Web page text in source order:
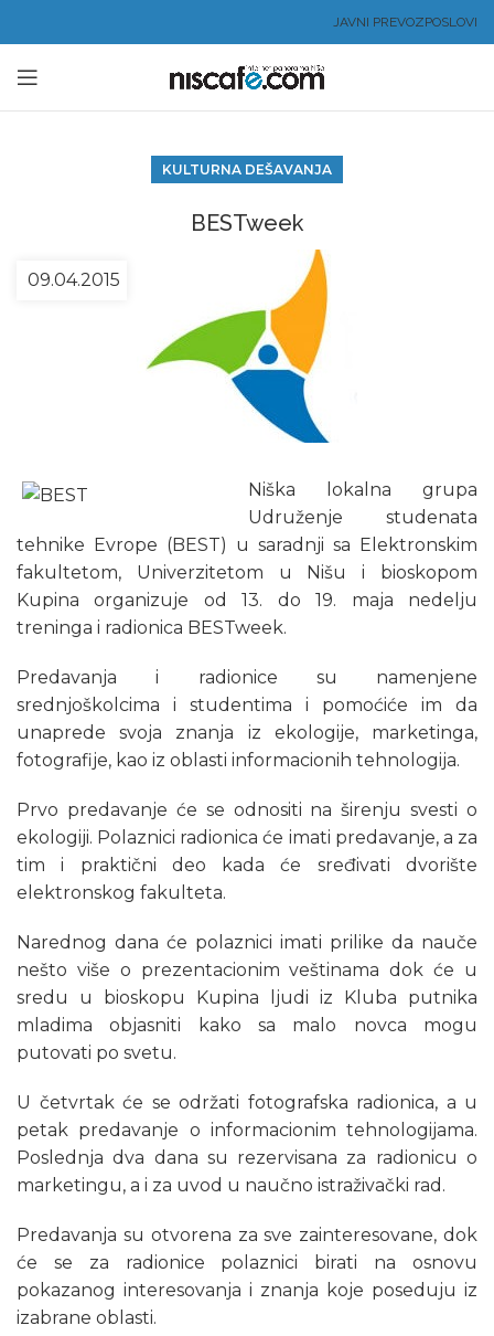
JAVNI PREVOZPOSLOVI
KULTURNA DEŠAVANJA
BESTweek
09.04.2015
Niška lokalna grupa
Udruženje studenata
tehnike Evrope (BEST) u saradnji sa Elektronskim
fakultetom, Univerzitetom u Nišu i bioskopom
Kupina organizuje od 13. do 19. maja nedelju
treninga i radionica BESTweek.
Predavanja i radionice su namenjene
srednjoškolcima i studentima i pomoćiće im da
unaprede svoja znanja iz ekologije, marketinga,
fotografije, kao iz oblasti informacionih tehnologija.
Prvo predavanje će se odnositi na širenju svesti o
ekologiji. Polaznici radionica će imati predavanje, a za
tim i praktični deo kada će sređivati dvorište
elektronskog fakulteta.
Narednog dana će polaznici imati prilike da nauče
nešto više o prezentacionim veštinama dok će u
sredu u bioskopu Kupina ljudi iz Kluba putnika
mladima objasniti kako sa malo novca mogu
putovati po svetu.
U četvrtak će se održati fotografska radionica, a u
petak predavanje o informacionim tehnologijama.
Poslednja dva dana su rezervisana za radionicu o
marketingu, a i za uvod u naučno istraživački rad.
Predavanja su otvorena za sve zainteresovane, dok
će se za radionice polaznici birati na osnovu
pokazanog interesovanja i znanja koje poseduju iz
izabrane oblasti.